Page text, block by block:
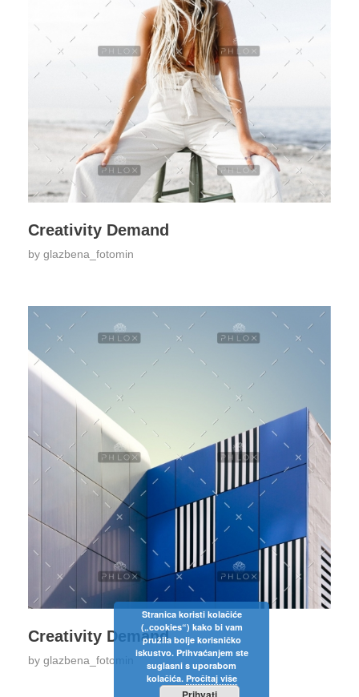
Creativity Demand
by glazbena_fotomin
Creativity Demand
by glazbena_fotomin
Stranica koristi kolačiće
(„cookies“) kako bi vam
pružila bolje korisničko
iskustvo. Prihvaćanjem ste
suglasni s uporabom
kolačića. Pročitaj više